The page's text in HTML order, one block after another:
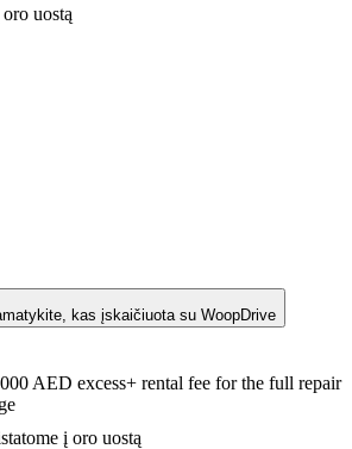
uostą
kas įskaičiuota su WoopDrive
AED excess+ rental fee for the full repair
į oro uostą